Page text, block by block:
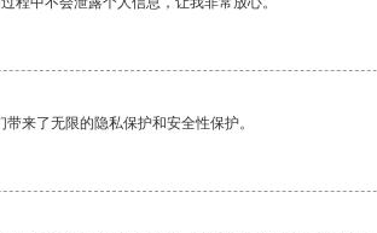
来了无限的隐私保护和安全性保护。